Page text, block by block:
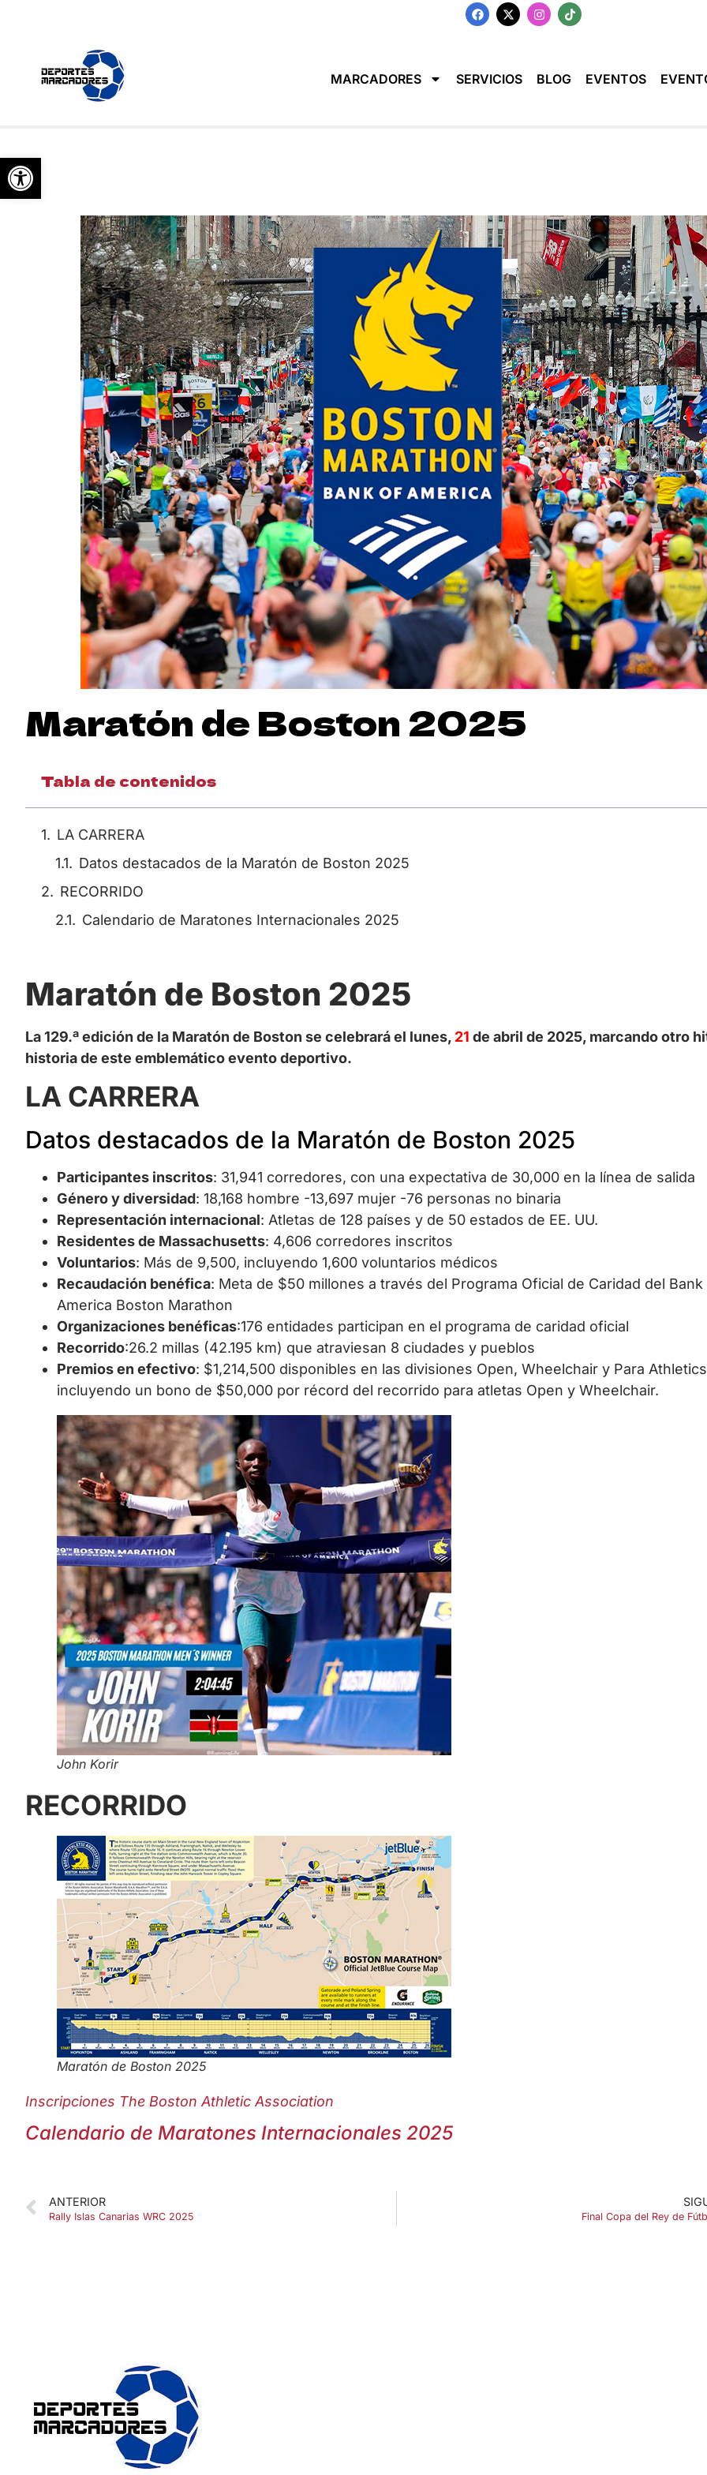
Abrir barra de herramientas
MARCADORES SERVICIOS BLOG EVENTOS
Maratón de Boston 2025
Tabla de contenidos
LA CARRERA
Datos destacados de la Maratón de Boston 2025
RECORRIDO
Calendario de Maratones Internacionales 2025
Maratón de Boston 2025
La 129.ª edición de la Maratón de Boston se celebrará el lunes, 21 de abril de 2025, marcando otro
historia de este emblemático evento deportivo.
LA CARRERA
Datos destacados de la Maratón de Boston 2025
Participantes inscritos: 31,941 corredores, con una expectativa de 30,000 en la línea de salida
Género y diversidad: 18,168 hombre -13,697 mujer -76 personas no binaria
Representación internacional: Atletas de 128 países y de 50 estados de EE. UU.
Residentes de Massachusetts: 4,606 corredores inscritos
Voluntarios: Más de 9,500, incluyendo 1,600 voluntarios médicos
Recaudación benéfica: Meta de $50 millones a través del Programa Oficial de Caridad del
America Boston Marathon
Organizaciones benéficas:176 entidades participan en el programa de caridad oficial
Recorrido:26.2 millas (42.195 km) que atraviesan 8 ciudades y pueblos
Premios en efectivo: $1,214,500 disponibles en las divisiones Open, Wheelchair y Para
incluyendo un bono de $50,000 por récord del recorrido para atletas Open y Wheelchair.
John Korir
RECORRIDO
Maratón de Boston 2025
Inscripciones The Boston Athletic Association
Calendario de Maratones Internacionales 2025
ANTERIOR
Rally Islas Canarias WRC 2025 Final Copa del Rey de